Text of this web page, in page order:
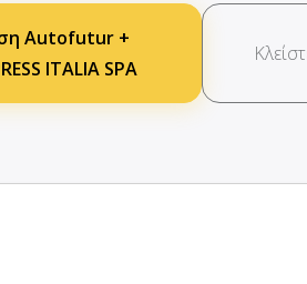
Autofutur +
ITALIA SPA